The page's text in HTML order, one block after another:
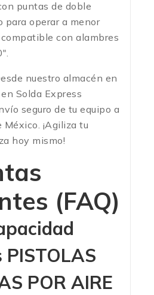
puntas de doble
para operar a menor
con alambres
nuestro almacén en
Solda Express
seguro de tu equipo a
¡Agiliza tu
hoy mismo!
(FAQ)
POR AIRE